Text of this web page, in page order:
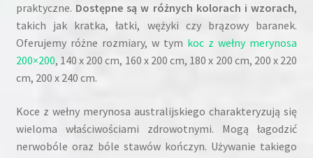
praktyczne. Dostępne są w różnych kolorach i wzorach,
takich jak kratka, łatki, wężyki czy brązowy baranek.
Oferujemy różne rozmiary, w tym koc z wełny merynosa
200×200, 140 x 200 cm, 160 x 200 cm, 180 x 200 cm, 200 x 220
cm, 200 x 240 cm.
Koce z wełny merynosa australijskiego charakteryzują się
wieloma właściwościami zdrowotnymi. Mogą łagodzić
nerwobóle oraz bóle stawów kończyn. Używanie takiego